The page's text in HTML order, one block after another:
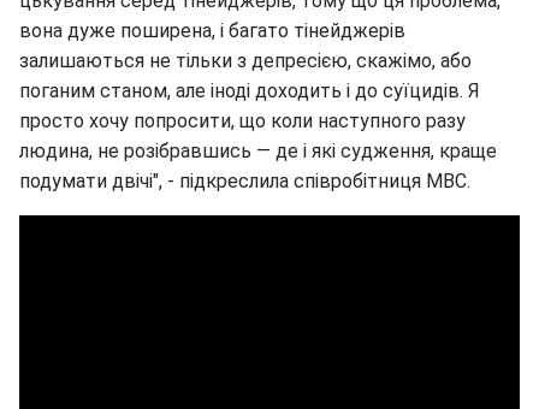
вона дуже поширена, і багато тінейджерів
залишаються не тільки з депресією, скажімо, або
поганим станом, але іноді доходить і до суїцидів. Я
просто хочу попросити, що коли наступного разу
людина, не розібравшись — де і які судження, краще
подумати двічі", - підкреслила співробітниця МВС.